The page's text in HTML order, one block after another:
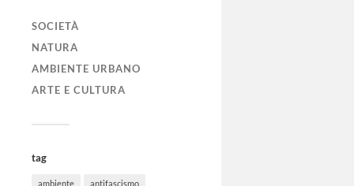
SOCIETÀ
NATURA
AMBIENTE URBANO
ARTE E CULTURA
tag
ambiente antifascismo